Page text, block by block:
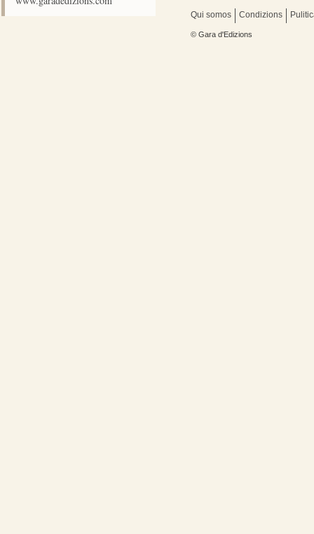
Qui somos Condizions
© Gara d'Edizions